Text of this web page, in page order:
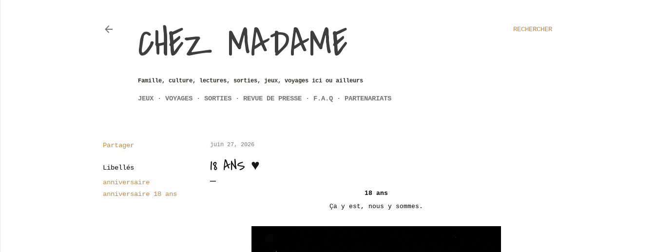
RECHERCHER
CHEZ MADAME
Famille, culture, lectures, sorties, jeux, voyages ici ou ailleurs
JEUX VOYAGES SORTIES REVUE DE PRESSE F.A.Q PARTENARIATS
Partager
Libellés
anniversaire
anniversaire 18 ans
juin 27, 2026
18 ANS ♥
18 ans
Ça y est, nous y sommes.